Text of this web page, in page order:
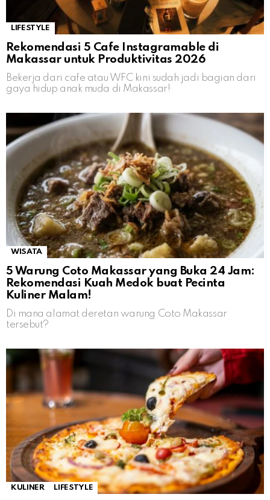
LIFESTYLE
Rekomendasi 5 Cafe Instagramable di
Makassar untuk Produktivitas 2026
Bekerja dari cafe atau WFC kini sudah jadi bagian dari
gaya hidup anak muda di Makassar!
WISATA
5 Warung Coto Makassar yang Buka 24 Jam:
Rekomendasi Kuah Medok buat Pecinta
Kuliner Malam!
Di mana alamat deretan warung Coto Makassar
tersebut?
KULINER LIFESTYLE